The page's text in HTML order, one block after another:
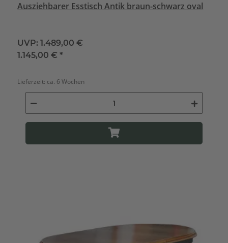
Ausziehbarer Esstisch Antik braun-schwarz oval
UVP: 1.489,00 €
1.145,00 €*
Lieferzeit: ca. 6 Wochen